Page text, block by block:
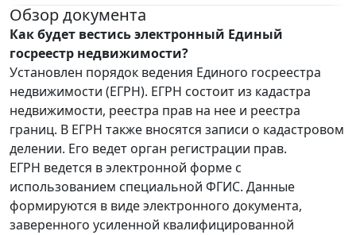
Обзор документа
Как будет вестись электронный Единый
госреестр недвижимости?
Установлен порядок ведения Единого госреестра
недвижимости (ЕГРН). ЕГРН состоит из кадастра
недвижимости, реестра прав на нее и реестра
границ. В ЕГРН также вносятся записи о кадастровом
делении. Его ведет орган регистрации прав.
ЕГРН ведется в электронной форме с
использованием специальной ФГИС. Данные
формируются в виде электронного документа,
заверенного усиленной квалифицированной